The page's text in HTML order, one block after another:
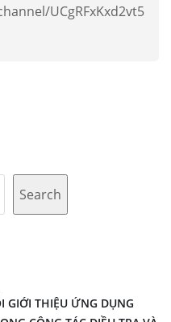
UCgRFxKxd2vt5
Search
GIỚI THIỆU ỨNG DỤNG